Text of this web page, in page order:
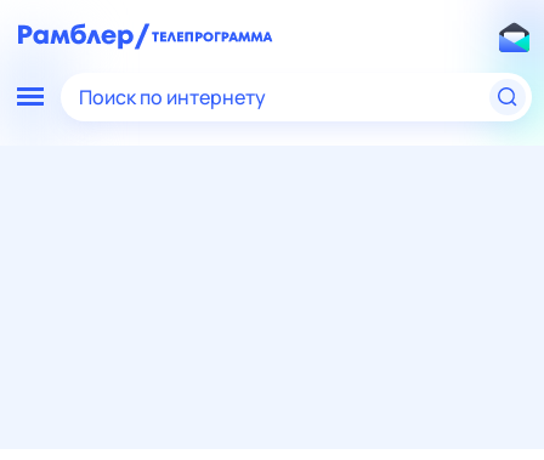
Поиск по интернету